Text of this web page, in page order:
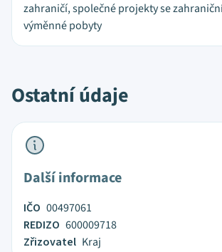
zahraničí, společné projekty se
výměnné pobyty
Ostatní údaje
Další informace
IČO 00497061
REDIZO 600009718
Zřizovatel Kraj